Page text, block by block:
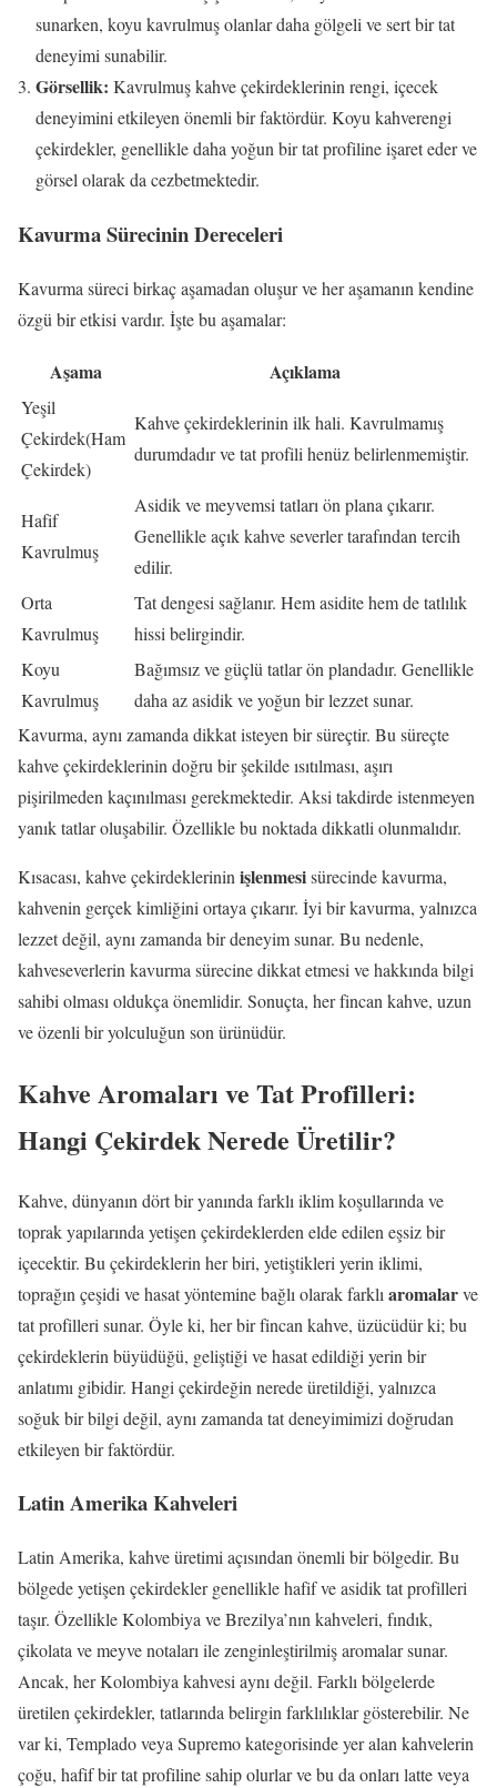
sunarken, koyu kavrulmuş olanlar daha gölgeli ve sert bir tat
deneyimi sunabilir.
Görsellik: Kavrulmuş kahve çekirdeklerinin rengi, içecek
deneyimini etkileyen önemli bir faktördür. Koyu kahverengi
çekirdekler, genellikle daha yoğun bir tat profiline işaret eder ve
görsel olarak da cezbetmektedir.
Kavurma Sürecinin Dereceleri
Kavurma süreci birkaç aşamadan oluşur ve her aşamanın kendine
özgü bir etkisi vardır. İşte bu aşamalar:
Aşama Açıklama
Yeşil
Çekirdek(Ham
Çekirdek)
Kahve çekirdeklerinin ilk hali. Kavrulmamış
durumdadır ve tat profili henüz belirlenmemiştir.
Hafif
Kavrulmuş
Asidik ve meyvemsi tatları ön plana çıkarır.
Genellikle açık kahve severler tarafından tercih
edilir.
Orta
Kavrulmuş
Tat dengesi sağlanır. Hem asidite hem de tatlılık
hissi belirgindir.
Koyu
Kavrulmuş
Bağımsız ve güçlü tatlar ön plandadır. Genellikle
daha az asidik ve yoğun bir lezzet sunar.
Kavurma, aynı zamanda dikkat isteyen bir süreçtir. Bu süreçte
kahve çekirdeklerinin doğru bir şekilde ısıtılması, aşırı
pişirilmeden kaçınılması gerekmektedir. Aksi takdirde istenmeyen
yanık tatlar oluşabilir. Özellikle bu noktada dikkatli olunmalıdır.
Kısacası, kahve çekirdeklerinin işlenmesisürecinde kavurma,
kahvenin gerçek kimliğini ortaya çıkarır. İyi bir kavurma, yalnızca
lezzet değil, aynı zamanda bir deneyim sunar. Bu nedenle,
kahveseverlerin kavurma sürecine dikkat etmesi ve hakkında bilgi
sahibi olması oldukça önemlidir. Sonuçta, her fincan kahve, uzun
ve özenli bir yolculuğun son ürünüdür.
Kahve Aromaları ve Tat Profilleri:
Hangi Çekirdek Nerede Üretilir?
Kahve, dünyanın dört bir yanında farklı iklim koşullarında ve
toprak yapılarında yetişen çekirdeklerden elde edilen eşsiz bir
içecektir. Bu çekirdeklerin her biri, yetiştikleri yerin iklimi,
toprağın çeşidi ve hasat yöntemine bağlı olarak farklı aromalarve
tat profilleri sunar. Öyle ki, her bir fincan kahve, üzücüdür ki; bu
çekirdeklerin büyüdüğü, geliştiği ve hasat edildiği yerin bir
anlatımı gibidir. Hangi çekirdeğin nerede üretildiği, yalnızca
soğuk bir bilgi değil, aynı zamanda tat deneyimimizi doğrudan
etkileyen bir faktördür.
Latin Amerika Kahveleri
Latin Amerika, kahve üretimi açısından önemli bir bölgedir. Bu
bölgede yetişen çekirdekler genellikle hafif ve asidik tat profilleri
taşır. Özellikle Kolombiya ve Brezilya’nın kahveleri, fındık,
çikolata ve meyve notaları ile zenginleştirilmiş aromalar sunar.
Ancak, her Kolombiya kahvesi aynı değil. Farklı bölgelerde
üretilen çekirdekler, tatlarında belirgin farklılıklar gösterebilir. Ne
var ki, Templado veya Supremo kategorisinde yer alan kahvelerin
çoğu, hafif bir tat profiline sahip olurlar ve bu da onları latte veya